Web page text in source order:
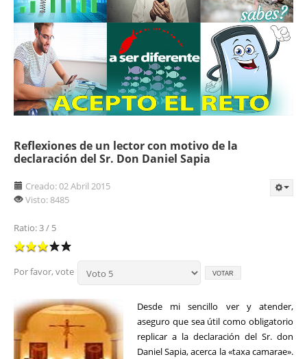
Reflexiones de un lector con motivo de la
declaración del Sr. Don Daniel Sapia
Creado: 02 Abril 2015
Visto: 8485
Ratio:3/ 5
Por favor, vote
Desde mi sencillo ver y atender,
aseguro que sea útil como obligatorio
replicar a la declaración del Sr. don
Daniel Sapia, acerca la «taxa camarae».